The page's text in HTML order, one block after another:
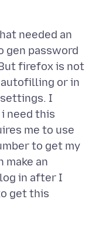
needed an
gen password
firefox is not
or in
I
need this
me to use
to get my
make an
in after I
get this